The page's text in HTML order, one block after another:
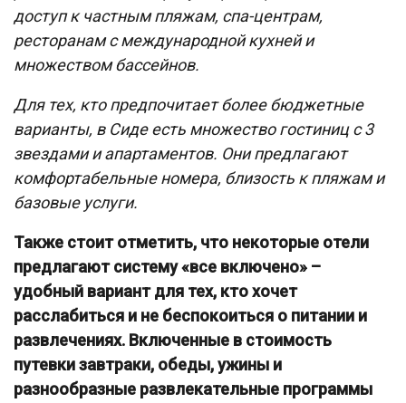
доступ к частным пляжам, спа-центрам,
ресторанам с международной кухней и
множеством бассейнов.
Для тех, кто предпочитает более бюджетные
варианты, в Сиде есть множество гостиниц с 3
звездами и апартаментов. Они предлагают
комфортабельные номера, близость к пляжам и
базовые услуги.
Также стоит отметить, что некоторые отели
предлагают систему «все включено» –
удобный вариант для тех, кто хочет
расслабиться и не беспокоиться о питании и
развлечениях. Включенные в стоимость
путевки завтраки, обеды, ужины и
разнообразные развлекательные программы